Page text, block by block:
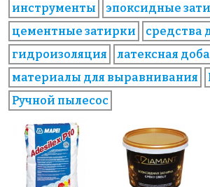
инструменты эпоксидные
цементные затирки
средства
гидроизоляция
латексная
материалы для выравнивания
Ручной пылесос